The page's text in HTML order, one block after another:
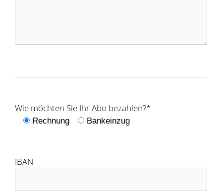
Wie möchten Sie Ihr Abo bezahlen?*
Rechnung Bankeinzug
IBAN